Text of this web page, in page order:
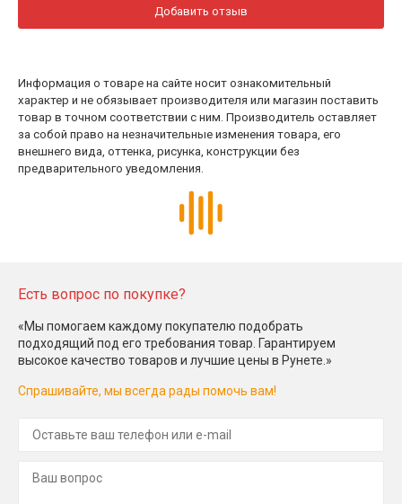
Добавить отзыв
Информация о товаре на сайте носит ознакомительный
характер и не обязывает производителя или магазин поставить
товар в точном соответствии с ним. Производитель оставляет
за собой право на незначительные изменения товара, его
внешнего вида, оттенка, рисунка, конструкции без
предварительного уведомления.
Есть вопрос по покупке?
«Мы помогаем каждому покупателю подобрать
подходящий под его требования товар. Гарантируем
высокое качество товаров и лучшие цены в Рунете.»
Спрашивайте, мы всегда рады помочь вам!